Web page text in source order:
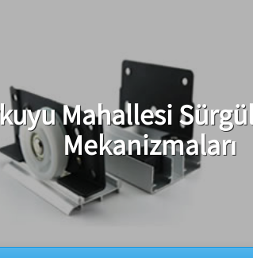
Mahallesi
Mekanizmaları